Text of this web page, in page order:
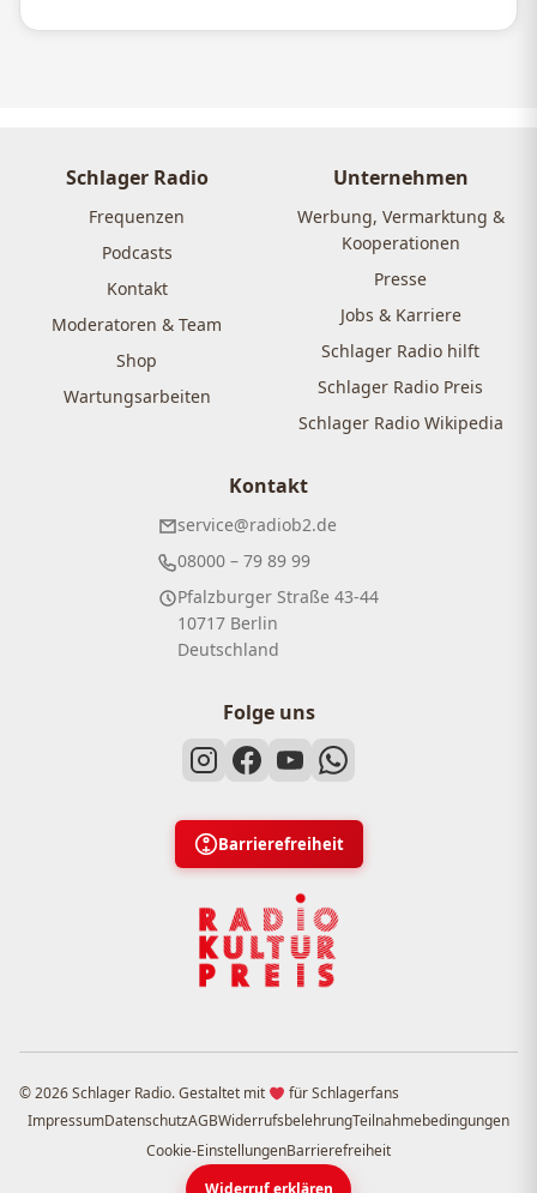
Schlager Radio
Frequenzen
Podcasts
Kontakt
Moderatoren & Team
Shop
Wartungsarbeiten
Unternehmen
Werbung, Vermarktung &
Kooperationen
Presse
Jobs & Karriere
Schlager Radio hilft
Schlager Radio Preis
Schlager Radio Wikipedia
Kontakt
service@radiob2.de
08000 – 79 89 99
Pfalzburger Straße 43-44
10717 Berlin
Deutschland
Folge uns
Barrierefreiheit
© 2026 Schlager Radio. Gestaltet mit
für Schlagerfans
ImpressumDatenschutzAGBWiderrufsbelehrungTeilnahmebedingungen
Cookie-EinstellungenBarrierefreiheit